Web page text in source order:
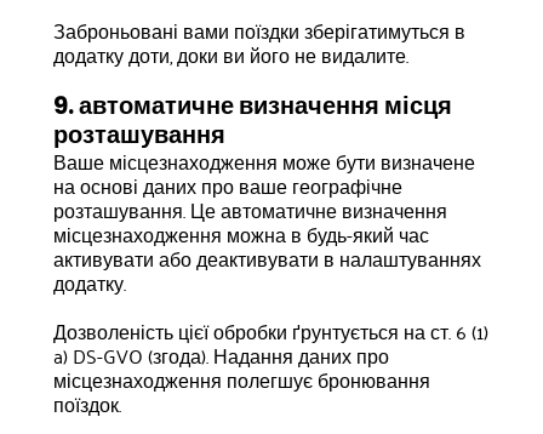
Заброньовані вами поїздки зберігатимуться в
додатку доти, доки ви його не видалите.
9. автоматичне визначення місця
розташування
Ваше місцезнаходження може бути визначене
на основі даних про ваше географічне
розташування. Це автоматичне визначення
місцезнаходження можна в будь-який час
активувати або деактивувати в налаштуваннях
додатку.
Дозволеність цієї обробки ґрунтується на ст. 6 (1)
a) DS-GVO (згода). Надання даних про
місцезнаходження полегшує бронювання
поїздок.